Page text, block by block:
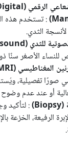
الرقمي
: تستخدم هذه
الثدي.
للثدي(Ultrasound)
الأصغر سنًا
المغناطيسي(Breast MRI)
صورًا تفصيلية،
أو عند عدم وضوح
(Biopsy)
: لتأكيد
الرفيعة، الخزعة